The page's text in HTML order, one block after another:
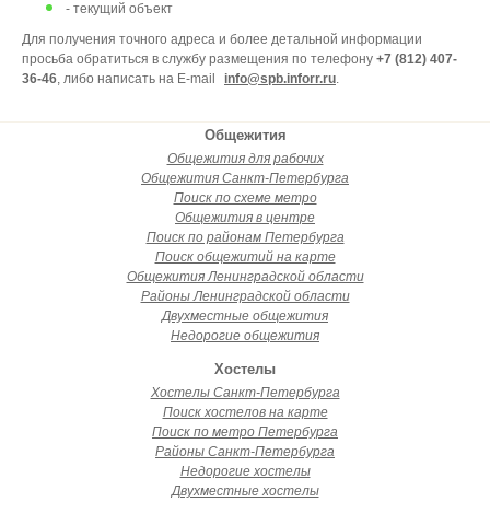
- текущий объект
Для получения точного адреса и более детальной информации
просьба обратиться в службу размещения по телефону +7 (812) 407-
36-46, либо написать на E-mail info@spb.inforr.ru.
Общежития
Общежития для рабочих
Общежития Санкт-Петербурга
Поиск по схеме метро
Общежития в центре
Поиск по районам Петербурга
Поиск общежитий на карте
Общежития Ленинградской области
Районы Ленинградской области
Двухместные общежития
Недорогие общежития
Хостелы
Хостелы Санкт-Петербурга
Поиск хостелов на карте
Поиск по метро Петербурга
Районы Санкт-Петербурга
Недорогие хостелы
Двухместные хостелы